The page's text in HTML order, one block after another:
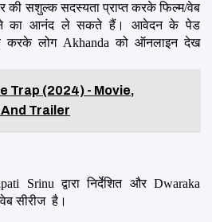
की सशुल्क सदस्यता प्राप्त करके फिल्म/वेब
का आनंद ले सकते हैं। आवेदन के पेड
करके लोग Akhanda को ऑनलाइन देख
Trap (2024) - Movie,
Trailer
Srinu द्वारा निर्देशित और Dwaraka
सीरीज  है।